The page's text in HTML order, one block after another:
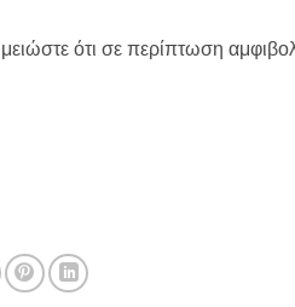
ότι σε περίπτωση